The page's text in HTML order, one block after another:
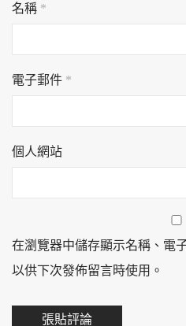
名稱 *
電子郵件 *
個人網站
在瀏覽器中儲存顯示名稱、電
以供下次發佈留言時使用。